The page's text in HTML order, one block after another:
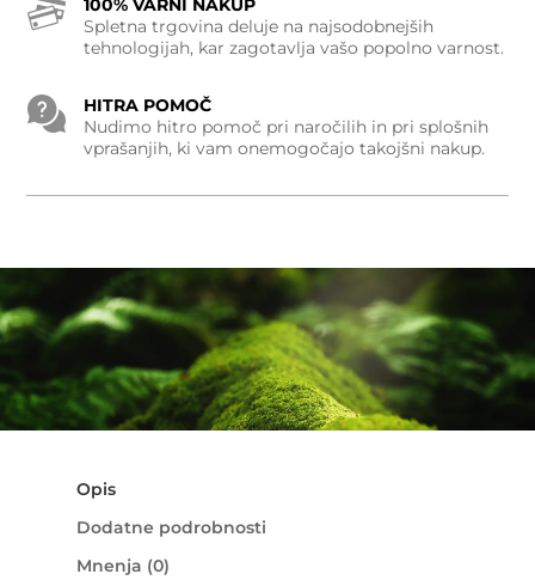
100% VARNI NAKUP
Spletna trgovina deluje na najsodobnejših
tehnologijah, kar zagotavlja vašo popolno varnost.
HITRA POMOČ
Nudimo hitro pomoč pri naročilih in pri splošnih
vprašanjih, ki vam onemogočajo takojšni nakup.
Opis
Dodatne podrobnosti
Mnenja (0)